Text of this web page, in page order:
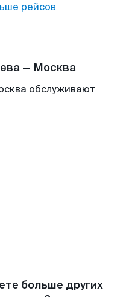
рейсов
— Москва
обслуживают
больше других